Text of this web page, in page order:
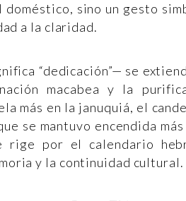
sino un gesto
a la claridad.
“dedicación”— se
macabea y la
más en la januquiá, el
se mantuvo encendida
rige por el calendario
y la continuidad cultural.